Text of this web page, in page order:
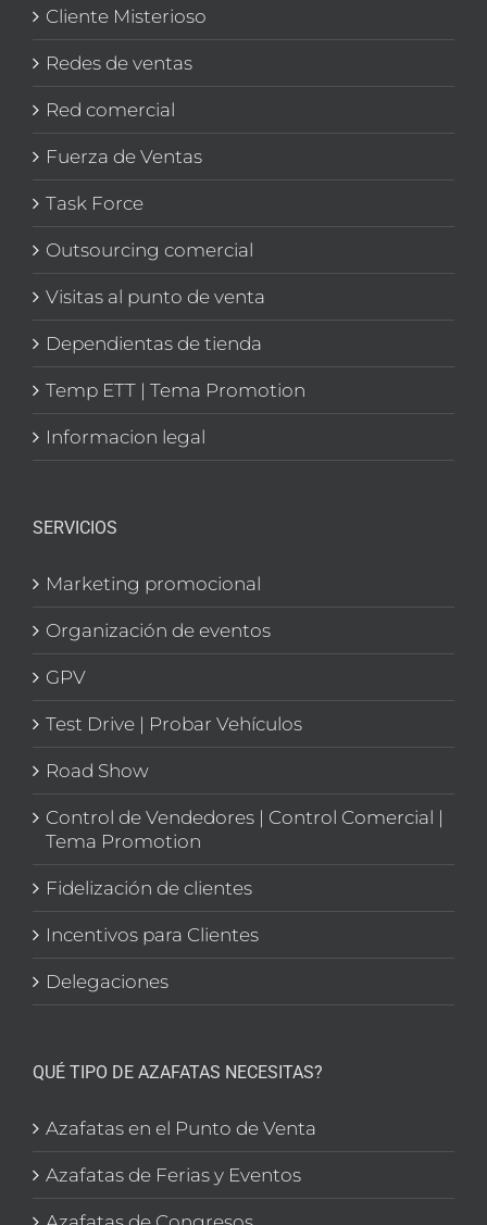
Cliente Misterioso
Redes de ventas
Red comercial
Fuerza de Ventas
Task Force
Outsourcing comercial
Visitas al punto de venta
Dependientas de tienda
Temp ETT | Tema Promotion
Informacion legal
SERVICIOS
Marketing promocional
Organización de eventos
GPV
Test Drive | Probar Vehículos
Road Show
Control de Vendedores | Control Comercial |
Tema Promotion
Fidelización de clientes
Incentivos para Clientes
Delegaciones
QUÉ TIPO DE AZAFATAS NECESITAS?
Azafatas en el Punto de Venta
Azafatas de Ferias y Eventos